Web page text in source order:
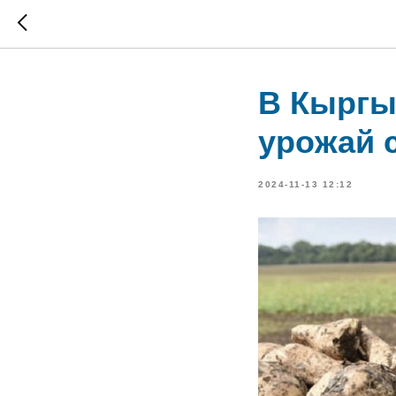
В
урожай
2024-11-13 12:12